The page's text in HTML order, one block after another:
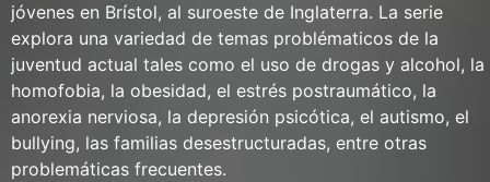
jóvenes en Brístol, al suroeste de Inglaterra. La serie
explora una variedad de temas problématicos de la
juventud actual tales como el uso de drogas y alcohol, la
homofobia, la obesidad, el estrés postraumático, la
anorexia nerviosa, la depresión psicótica, el autismo, el
bullying, las familias desestructuradas, entre otras
problemáticas frecuentes.